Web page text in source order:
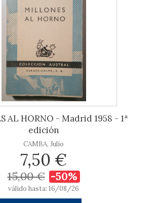
AL HORNO - Madrid 1958 - 1ª
edición
CAMBA, Julio
7,50 €
15,00 € -50%
válido hasta: 16/08/26